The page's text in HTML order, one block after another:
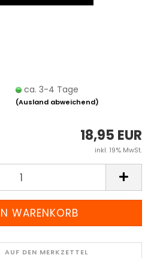
ca. 3-4 Tage
(Ausland abweichend)
18,95 EUR
inkl. 19% MwSt.
AUF DEN MERKZETTEL